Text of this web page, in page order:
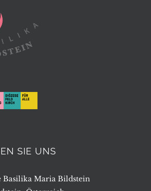
SIE UNS
Maria Bildstein